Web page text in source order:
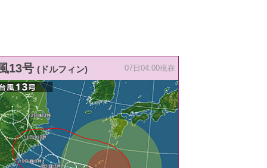
13号 (ドルフィン) 07日04:00現在